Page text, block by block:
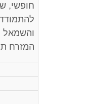
חופשי,
והשמאל
המזרח